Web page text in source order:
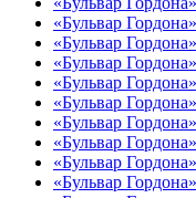
«Бульвар
«Бульвар
«Бульвар
«Бульвар
«Бульвар
«Бульвар
«Бульвар
«Бульвар
«Бульвар